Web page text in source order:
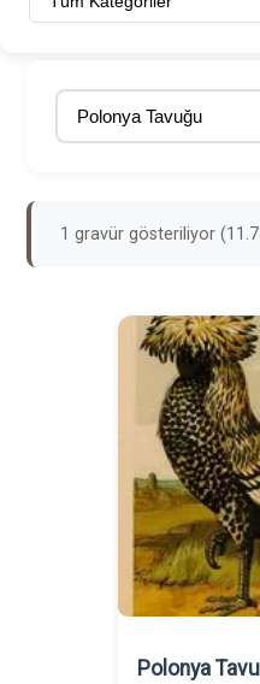
1 gravür gösteriliyor
Polonya